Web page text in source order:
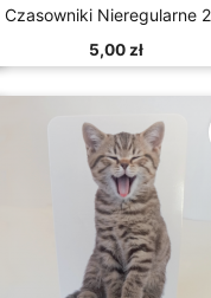
Szybki podgląd
Czasowniki Nieregularne
5,00 zł